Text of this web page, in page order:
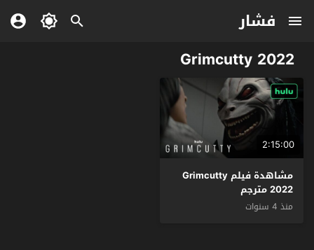
فشار
Grimcutty 2022
2:15:00
مشاهدة فيلم Grimcutty
2022 مترجم
منذ 4 سنوات